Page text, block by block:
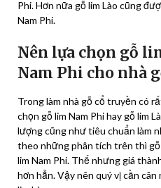
Phi. Hơn nữa gỗ lim Lào cũng
Nam Phi.
Nên lựa chọn gỗ
Nam Phi cho nhà
Trong làm nhà gỗ cổ truyền có
chọn gỗ lim Nam Phi hay gỗ lim
lượng cũng như tiêu chuẩn làm
theo những phân tích trên thì
lim Nam Phi. Thế nhưng giá
hơn hẳn. Vậy nên quý vị cần